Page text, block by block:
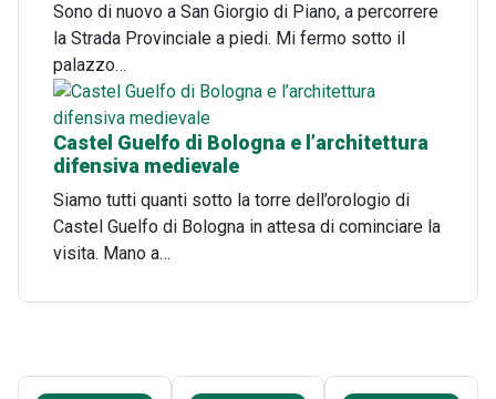
Sono di nuovo a San Giorgio di Piano, a percorrere
la Strada Provinciale a piedi. Mi fermo sotto il
palazzo…
Castel Guelfo di Bologna e l’architettura
difensiva medievale
Siamo tutti quanti sotto la torre dell’orologio di
Castel Guelfo di Bologna in attesa di cominciare la
visita. Mano a…